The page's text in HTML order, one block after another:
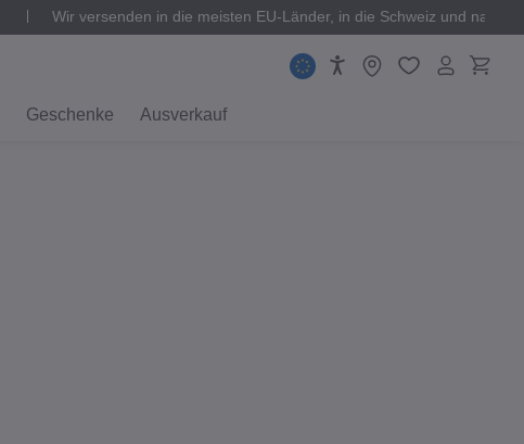
Wir versenden in die meisten EU-Länder, in die Schweiz und nach
Geschenke Ausverkauf